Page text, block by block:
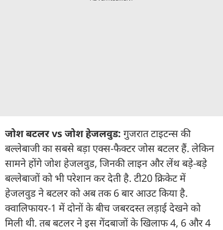
जोश बटलर vs जोश हेजलवुड: गुजरात टाइटन्स की
बल्लेबाजी का सबसे बड़ा एक्स-फैक्टर जोस बटलर हैं. लेकिन
सामने होंगे जोश हेजलवुड, जिनकी लाइन और लेंथ बड़े-बड़े
बल्लेबाजों को भी परेशान कर देती है. टी20 क्रिकेट में
हेजलवुड ने बटलर को अब तक 6 बार आउट किया है.
क्वालिफायर-1 में दोनों के बीच जबरदस्त लड़ाई देखने को
मिली थी. तब बटलर ने इस गेंदबाजों के खिलाफ 4, 6 और 4